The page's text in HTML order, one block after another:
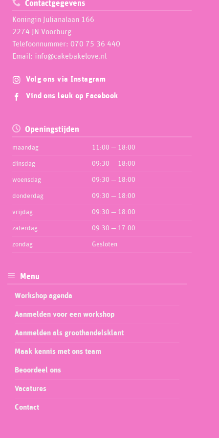
Contactgegevens
Koningin Julianalaan 166
2274 JN Voorburg
Telefoonnummer: 070 75 36 440
Email: info@cakebakelove.nl
Volg ons via Instagram
Vind ons leuk op Facebook
Openingstijden
maandag 11:00 — 18:00
dinsdag 09:30 — 18:00
woensdag 09:30 — 18:00
donderdag 09:30 — 18:00
vrijdag 09:30 — 18:00
zaterdag 09:30 — 17:00
zondag Gesloten
Menu
Workshop agenda
Aanmelden voor een workshop
Aanmelden als groothandelsklant
Maak kennis met ons team
Beoordeel ons
Vacatures
Contact